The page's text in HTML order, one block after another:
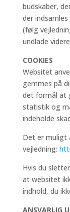
budskaber,
der
(følg
undlade
COOKIES
Websitet
gemmes på
det formål at
statistik og
indeholde
Det er muligt
vejledning:
Hvis du
at websitet
indhold, du
ANSVARLIG